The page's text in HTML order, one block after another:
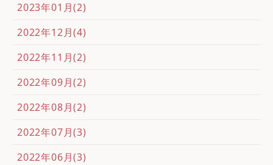
2023年01月(2)
2022年12月(4)
2022年11月(2)
2022年09月(2)
2022年08月(2)
2022年07月(3)
2022年06月(3)